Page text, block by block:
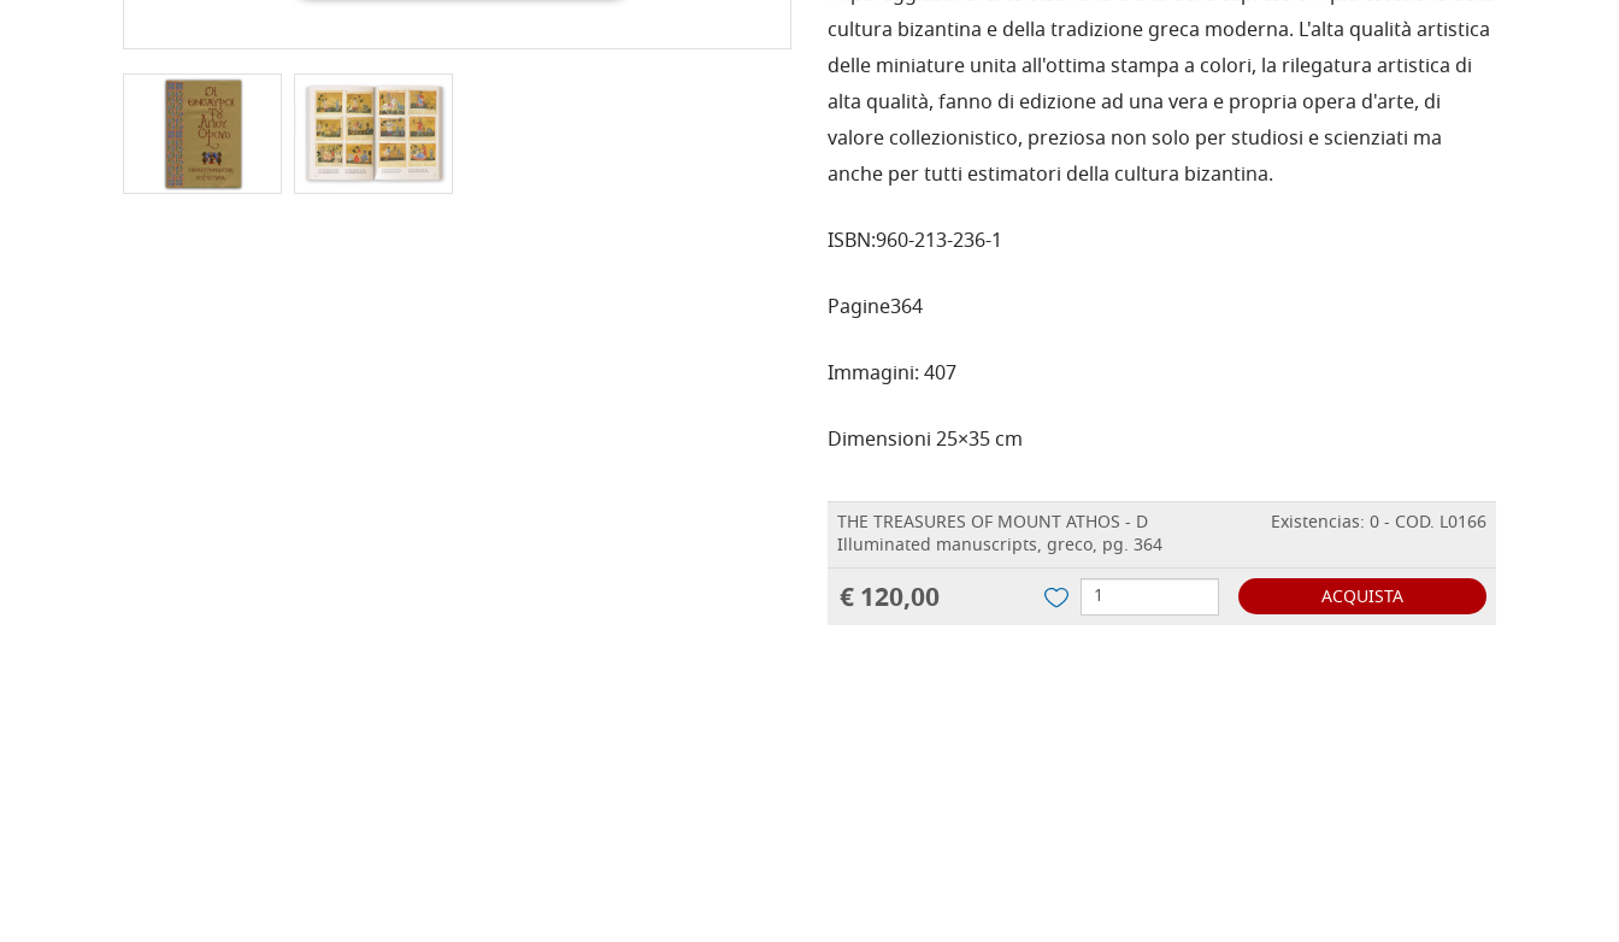
cultura bizantina e della tradizione greca moderna. L'alta qualità artistica
delle miniature unita all'ottima stampa a colori, la rilegatura artistica di
alta qualità, fanno di edizione ad una vera e propria opera d'arte, di
valore collezionistico, preziosa non solo per studiosi e scienziati ma
anche per tutti estimatori della cultura bizantina.
ISBN:960-213-236-1
Pagine364
Immagini:407
Dimensioni25×35cm
THE TREASURES OF MOUNT ATHOS - D
Illuminated manuscripts, greco, pg. 364
Existencias: 0 - COD. L0166
€ 120,00 ACQUISTA